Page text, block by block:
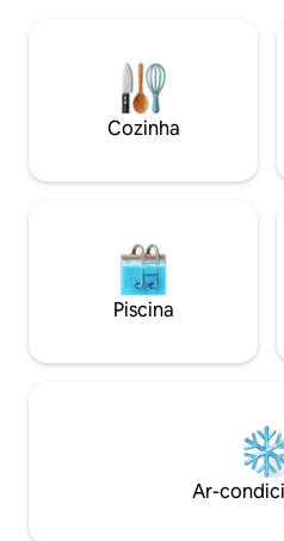
Nas proximidades: estação de
Krattigen Dorf/Post (4 minutos
da vila, campo de esportes,
Spiez, Aeschi, Interlaken,
Cozinha
Piscina
Ar-